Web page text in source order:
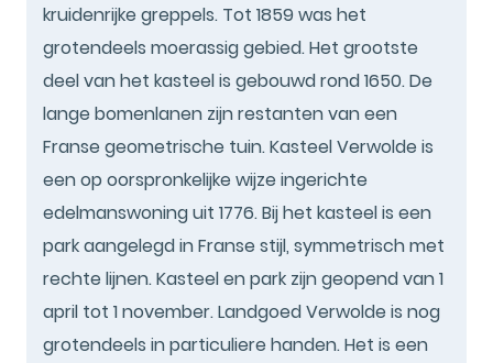
kruidenrijke greppels. Tot 1859 was het
grotendeels moerassig gebied. Het grootste
deel van het kasteel is gebouwd rond 1650. De
lange bomenlanen zijn restanten van een
Franse geometrische tuin. Kasteel Verwolde is
een op oorspronkelijke wijze ingerichte
edelmanswoning uit 1776. Bij het kasteel is een
park aangelegd in Franse stijl, symmetrisch met
rechte lijnen. Kasteel en park zijn geopend van 1
april tot 1 november. Landgoed Verwolde is nog
grotendeels in particuliere handen. Het is een